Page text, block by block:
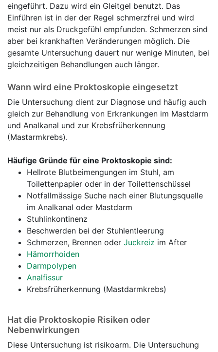
eingeführt. Dazu wird ein Gleitgel benutzt. Das
Einführen ist in der der Regel schmerzfrei und wird
meist nur als Druckgefühl empfunden. Schmerzen sind
aber bei krankhaften Veränderungen möglich. Die
gesamte Untersuchung dauert nur wenige Minuten, bei
gleichzeitigen Behandlungen auch länger.
Wann wird eine Proktoskopie eingesetzt
Die Untersuchung dient zur Diagnose und häufig auch
gleich zur Behandlung von Erkrankungen im Mastdarm
und Analkanal und zur Krebsfrüherkennung
(Mastarmkrebs).
Häufige Gründe für eine Proktoskopie sind:
Hellrote Blutbeimengungen im Stuhl, am
Toilettenpapier oder in der Toilettenschüssel
Notfallmässige Suche nach einer Blutungsquelle
im Analkanal oder Mastdarm
Stuhlinkontinenz
Beschwerden bei der Stuhlentleerung
Schmerzen, Brennen oder Juckreiz im After
Hämorrhoiden
Darmpolypen
Analfissur
Krebsfrüherkennung (Mastdarmkrebs)
Hat die Proktoskopie Risiken oder
Nebenwirkungen
Diese Untersuchung ist risikoarm. Die Untersuchung